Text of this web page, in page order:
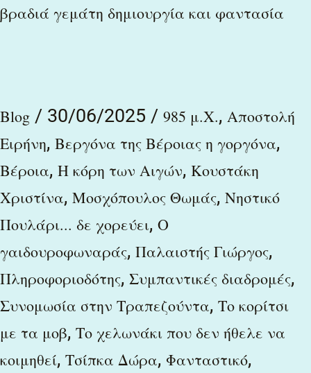
βραδιά γεμάτη δημιουργία και φαντασία
Blog / 30/06/2025 / 985 μ.Χ., Αποστολή
Ειρήνη, Βεργόνα της Βέροιας η γοργόνα,
Βέροια, Η κόρη των Αιγών, Κουστάκη
Χριστίνα, Μοσχόπουλος Θωμάς, Νηστικό
Πουλάρι... δε χορεύει, Ο
γαιδουροφωναράς, Παλαιστής Γιώργος,
Πληροφοριοδότης, Συμπαντικές διαδρομές,
Συνομωσία στην Τραπεζούντα, Το κορίτσι
με τα μοβ, Το χελωνάκι που δεν ήθελε να
κοιμηθεί, Τσίπκα Δώρα, Φανταστικό,
και